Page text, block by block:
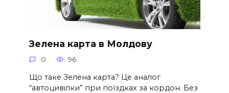
Зелена карта в Молдову
0 96
Що таке Зелена карта? Це аналог
“автоцивілки” при поїздках за кордон. Без